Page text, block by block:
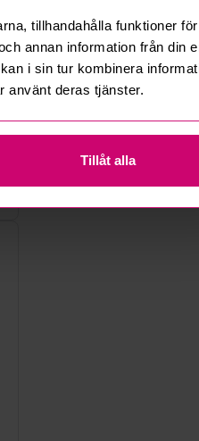
tillhandahålla funktioner för
annan information från din
i sin tur kombinera
använt deras tjänster.
Tillåt alla